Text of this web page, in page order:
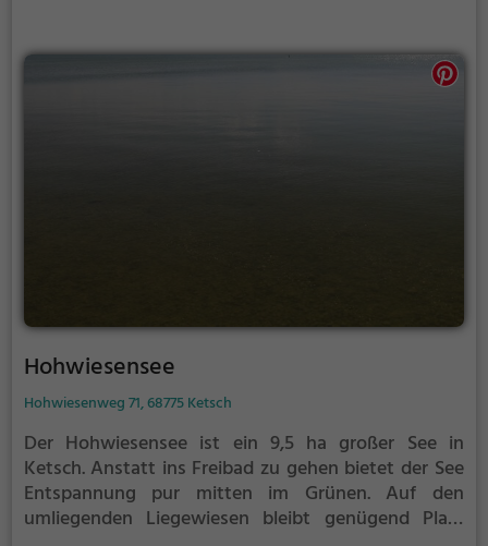
Hohwiesensee
Hohwiesenweg 71, 68775 Ketsch
Der Hohwiesensee ist ein 9,5 ha großer See in
Ketsch. Anstatt ins Freibad zu gehen bietet der See
Entspannung pur mitten im Grünen. Auf den
umliegenden Liegewiesen bleibt genügend Platz